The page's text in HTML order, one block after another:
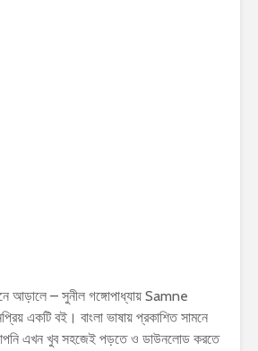
আড়ালে – সুনীল গঙ্গোপাধ্যায় Samne
একটি বই। বাংলা ভাষায় প্রকাশিত সামনে
এখন খুব সহজেই পড়তে ও ডাউনলোড করতে